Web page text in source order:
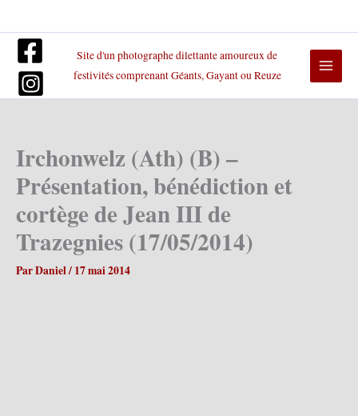
contenu
Site d'un photographe dilettante amoureux de
festivités comprenant Géants, Gayant ou Reuze
Irchonwelz (Ath) (B) –
Présentation, bénédiction et
cortège de Jean III de
Trazegnies (17/05/2014)
ParDaniel/ 17 mai 2014